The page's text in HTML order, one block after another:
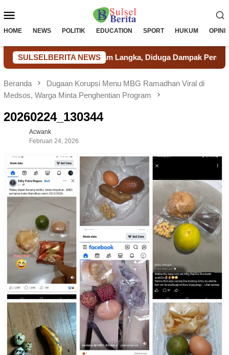
ke
Mobile
HOME NEWS POLITIK EDUCATION SPORT HUKUM OPINI
SULSELBERITA NEWS
Takalar Terancam Langka, Diduga Dampak Pemakaian
Beranda
Dugaan Korupsi Menu MBG Ramadhan Viral di
Medsos, Warga Minta Penghentian Program
20260224_130344
Acwank
Februari 24, 2026